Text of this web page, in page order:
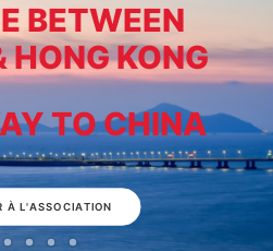
KONG
BETWEEN
HONG KONG
TO CHINA
À L'ASSOCIATION